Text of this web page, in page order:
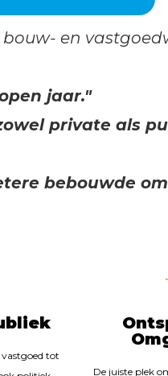
en
jaar."
private als
bebouwde
tot
De juiste plek